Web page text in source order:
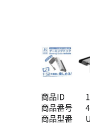
商品ID
商品番号
商品型番